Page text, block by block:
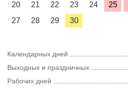
20
21 22 23 24 25
27
28 29 30
Календарных дней
Выходных и праздничных
Рабочих дней